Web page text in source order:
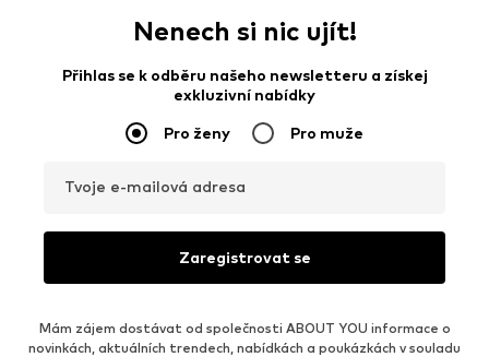
Nenech si nic ujít!
Přihlas se k odběru našeho newsletteru a získej
exkluzivní nabídky
Pro ženy Pro muže
Tvoje e-mailová adresa
Zaregistrovat se
Mám zájem dostávat od společnosti ABOUT YOU informace o
novinkách, aktuálních trendech, nabídkách a poukázkách v souladu